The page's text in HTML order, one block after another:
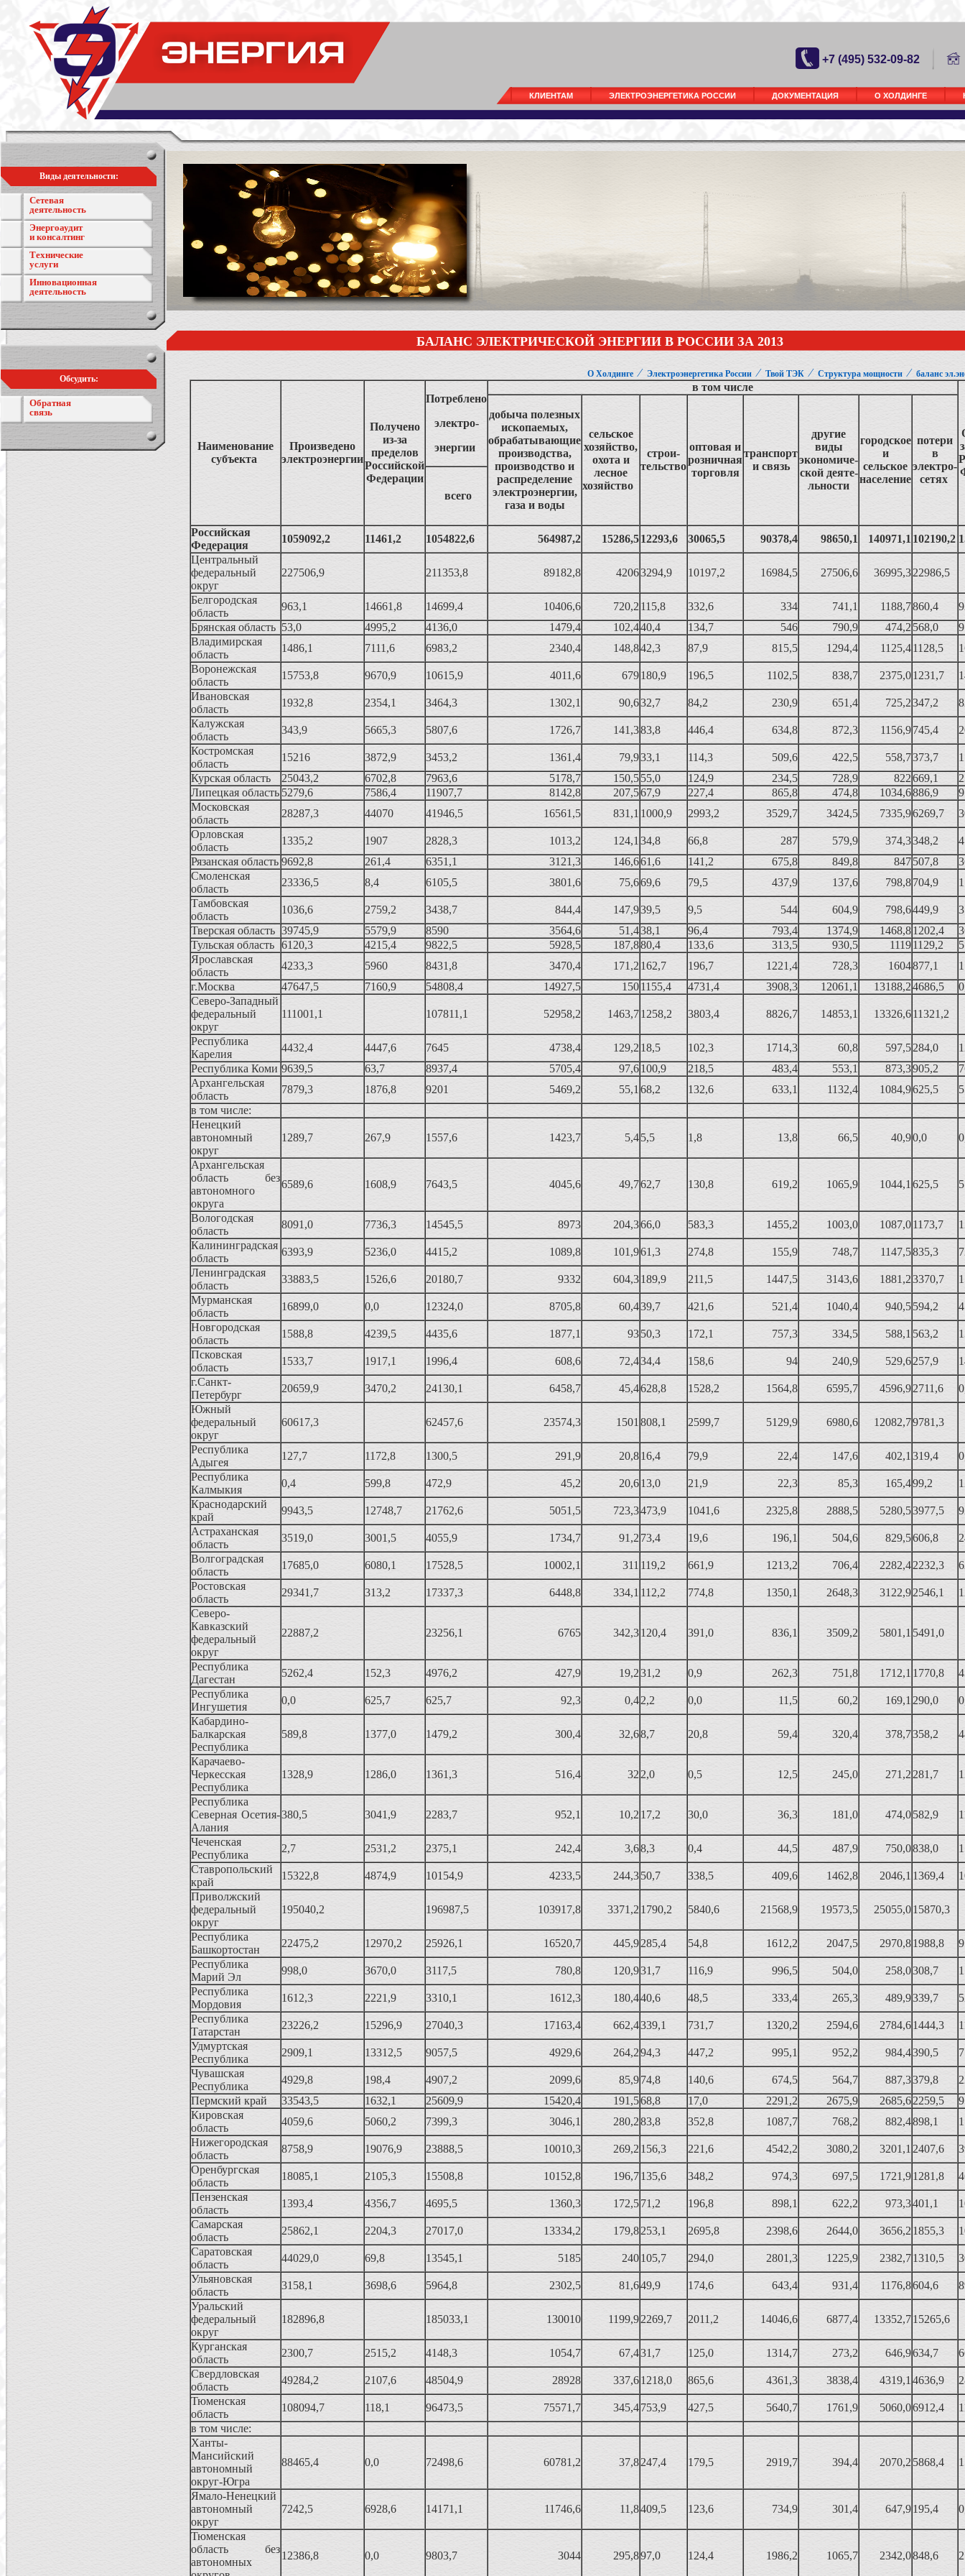
+7 (495) 532-09-82
КЛИЕНТАМ ЭЛЕКТРОЭНЕРГЕТИКА РОССИИ ДОКУМЕНТАЦИЯ О ХОЛДИНГЕ
Виды деятельности:
Сетевая
деятельность
Энергоаудит
и консалтинг
Технические
услуги
Инновационная
деятельность
Обсудить:
Обратная
связь
БАЛАНС ЭЛЕКТРИЧЕСКОЙ ЭНЕРГИИ В РОССИИ ЗА 2013
О Холдинге ⁄ Электроэнергетика России ⁄ Твой ТЭК ⁄ Структура мощности ⁄ баланс
Наименование
субъекта
Произведено
электроэнергии
Получено
из-за
пределов
Российской
Федерации
Потреблено
электро-
энергии
в том числе
добыча полезных
ископаемых,
обрабатывающие
производства,
производство и
распределение
электроэнергии,
газа и воды
сельское
хозяйство,
охота и
лесное
хозяйство
строи-
тельство
оптовая и
розничная
торговля
транспорт
и связь
другие
виды
экономиче-
ской деяте-
льности
городское
и
сельское
население
потери
в
электро-
сетях
всего
Российская
Федерация
1059092,2 11461,2 1054822,6 564987,2 15286,512293,6 30065,5 90378,4 98650,1 140971,1 102190,2
Центральный
федеральный
округ
227506,9 211353,8 89182,8 42063294,9 10197,2 16984,5 27506,6 36995,322986,5
Белгородская
область
963,1 14661,8 14699,4 10406,6 720,2 115,8 332,6 334 741,1 1188,7860,4
Брянская область 53,0 4995,2 4136,0 1479,4 102,440,4 134,7 546 790,9 474,2 568,0
Владимирская
область
1486,1 7111,6 6983,2 2340,4 148,842,3 87,9 815,5 1294,4 1125,41128,5
Воронежская
область
15753,8 9670,9 10615,9 4011,6 679180,9 196,5 1102,5 838,7 2375,01231,7
Ивановская
область
1932,8 2354,1 3464,3 1302,1 90,632,7 84,2 230,9 651,4 725,2347,2
Калужская
область
343,9 5665,3 5807,6 1726,7 141,383,8 446,4 634,8 872,3 1156,9745,4
Костромская
область
15216 3872,9 3453,2 1361,4 79,933,1 114,3 509,6 422,5 558,7373,7
Курская область
25043,2 6702,8 7963,6 5178,7 150,555,0 124,9 234,5 728,9 822669,1
Липецкая область 5279,6 7586,4 11907,7 8142,8 207,567,9 227,4 865,8 474,8 1034,6886,9
Московская
область
28287,3 44070 41946,5 16561,5 831,1 1000,9 2993,2 3529,7 3424,5 7335,96269,7
Орловская
область
1335,2 1907 2828,3 1013,2 124,1 34,8 66,8 287 579,9 374,3348,2
Рязанская область 9692,8 261,4 6351,1 3121,3 146,661,6 141,2 675,8 849,8 847507,8
Смоленская
область
23336,5 8,4 6105,5 3801,6 75,669,6 79,5 437,9 137,6 798,8704,9
Тамбовская
область
1036,6 2759,2 3438,7 844,4 147,939,5 9,5 544 604,9 798,6449,9
Тверская область 39745,9 5579,9 8590 3564,6 51,438,1 96,4 793,4 1374,9 1468,81202,4
Тульская область 6120,3 4215,4 9822,5 5928,5 187,880,4 133,6 313,5 930,5 11191129,2
Ярославская
область
4233,3 5960 8431,8 3470,4 171,2 162,7 196,7 1221,4 728,3 1604877,1
г.Москва
47647,5 7160,9 54808,4 14927,5 1501155,4 4731,4 3908,3 12061,1 13188,24686,5
Северо-Западный
федеральный
округ
111001,1 107811,1 52958,2 1463,71258,2 3803,4 8826,7 14853,1 13326,611321,2
Республика
Карелия
4432,4 4447,6 7645 4738,4 129,2 18,5 102,3 1714,3 60,8 597,5284,0
Республика Коми 9639,5 63,7 8937,4 5705,4 97,6100,9 218,5 483,4 553,1 873,3905,2
Архангельская
область
7879,3 1876,8 9201 5469,2 55,1 68,2 132,6 633,1 1132,4 1084,9625,5
в том числе:
Hенецкий
автономный
округ
1289,7 267,9 1557,6 1423,7 5,45,5 1,8 13,8 66,5 40,90,0
Архангельская
область без
автономного
округа
6589,6 1608,9 7643,5 4045,6 49,762,7 130,8 619,2 1065,9 1044,1 625,5
Вологодская
область
8091,0 7736,3 14545,5 8973 204,366,0 583,3 1455,2 1003,0 1087,01173,7
Калининградская
область
6393,9 5236,0 4415,2 1089,8 101,961,3 274,8 155,9 748,7 1147,5835,3
Ленинградская
область
33883,5 1526,6 20180,7 9332 604,3189,9 211,5 1447,5 3143,6 1881,23370,7
Мурманская
область
16899,0 0,0 12324,0 8705,8 60,439,7 421,6 521,4 1040,4 940,5594,2
Новгородская
область
1588,8 4239,5 4435,6 1877,1 9350,3 172,1 757,3 334,5 588,1 563,2
Псковская
область
1533,7 1917,1 1996,4 608,6 72,434,4 158,6 94 240,9 529,6257,9
г.Санкт-
Петербург
20659,9 3470,2 24130,1 6458,7 45,4628,8 1528,2 1564,8 6595,7 4596,92711,6
Южный
федеральный
округ
60617,3 62457,6 23574,3 1501 808,1 2599,7 5129,9 6980,6 12082,79781,3
Республика
Адыгея
127,7 1172,8 1300,5 291,9 20,816,4 79,9 22,4 147,6 402,1 319,4
Республика
Калмыкия
0,4 599,8 472,9 45,2 20,613,0 21,9 22,3 85,3 165,499,2
Краснодарский
край
9943,5 12748,7 21762,6 5051,5 723,3473,9 1041,6 2325,8 2888,5 5280,53977,5
Астраханская
область
3519,0 3001,5 4055,9 1734,7 91,2 73,4 19,6 196,1 504,6 829,5606,8
Волгоградская
область
17685,0 6080,1 17528,5 10002,1 311 119,2 661,9 1213,2 706,4 2282,42232,3
Ростовская
область
29341,7 313,2 17337,3 6448,8 334,1 112,2 774,8 1350,1 2648,3 3122,92546,1
Северо-
Кавказский
федеральный
округ
22887,2 23256,1 6765 342,3120,4 391,0 836,1 3509,2 5801,1 5491,0
Республика
Дагестан
5262,4 152,3 4976,2 427,9 19,231,2 0,9 262,3 751,8 1712,1 1770,8
Республика
Ингушетия
0,0 625,7 625,7 92,3 0,42,2 0,0 11,5 60,2 169,1 290,0
Кабардино-
Балкарская
Республика
589,8 1377,0 1479,2 300,4 32,68,7 20,8 59,4 320,4 378,7358,2
Карачаево-
Черкесская
Республика
1328,9 1286,0 1361,3 516,4 32 2,0 0,5 12,5 245,0 271,2 281,7
Республика
Северная Осетия-
Алания
380,5 3041,9 2283,7 952,1 10,2 17,2 30,0 36,3 181,0 474,0582,9
Чеченская
Республика
2,7 2531,2 2375,1 242,4 3,68,3 0,4 44,5 487,9 750,0838,0
Ставропольский
край
15322,8 4874,9 10154,9 4233,5 244,350,7 338,5 409,6 1462,8 2046,1 1369,4
Приволжский
федеральный
округ
195040,2 196987,5 103917,8 3371,2 1790,2 5840,6 21568,9 19573,5 25055,015870,3
Республика
Башкортостан
22475,2 12970,2 25926,1 16520,7 445,9285,4 54,8 1612,2 2047,5 2970,81988,8
Республика
Марий Эл
998,0 3670,0 3117,5 780,8 120,931,7 116,9 996,5 504,0 258,0308,7
Республика
Мордовия
1612,3 2221,9 3310,1 1612,3 180,440,6 48,5 333,4 265,3 489,9339,7
Республика
Татарстан
23226,2 15296,9 27040,3 17163,4 662,4339,1 731,7 1320,2 2594,6 2784,61444,3
Удмуртская
Республика
2909,1 13312,5 9057,5 4929,6 264,294,3 447,2 995,1 952,2 984,4390,5
Чувашская
Республика
4929,8 198,4 4907,2 2099,6 85,974,8 140,6 674,5 564,7 887,3379,8
Пермский край
33543,5 1632,1 25609,9 15420,4 191,568,8 17,0 2291,2 2675,9 2685,62259,5
Кировская
область
4059,6 5060,2 7399,3 3046,1 280,283,8 352,8 1087,7 768,2 882,4898,1
Hижегородская
область
8758,9 19076,9 23888,5 10010,3 269,2 156,3 221,6 4542,2 3080,2 3201,1 2407,6
Оренбургская
область
18085,1 2105,3 15508,8 10152,8 196,7135,6 348,2 974,3 697,5 1721,91281,8
Пензенская
область
1393,4 4356,7 4695,5 1360,3 172,571,2 196,8 898,1 622,2 973,3401,1
Самарская
область
25862,1 2204,3 27017,0 13334,2 179,8253,1 2695,8 2398,6 2644,0 3656,2 1855,3
Саратовская
область
44029,0 69,8 13545,1 5185 240105,7 294,0 2801,3 1225,9 2382,71310,5
Ульяновская
область
3158,1 3698,6 5964,8 2302,5 81,649,9 174,6 643,4 931,4 1176,8604,6
Уральский
федеральный
округ
182896,8 185033,1 130010 1199,92269,7 2011,2 14046,6 6877,4 13352,715265,6
Курганская
область
2300,7 2515,2 4148,3 1054,7 67,431,7 125,0 1314,7 273,2 646,9634,7
Свердловская
область
49284,2 2107,6 48504,9 28928 337,61218,0 865,6 4361,3 3838,4 4319,1 4636,9
Тюменская
область
108094,7 118,1 96473,5 75571,7 345,4753,9 427,5 5640,7 1761,9 5060,06912,4
в том числе:
Ханты-
Мансийский
автономный
округ-Югра
88465,4 0,0 72498,6 60781,2 37,8247,4 179,5 2919,7 394,4 2070,2 5868,4
Ямало-Hенецкий
автономный
округ
7242,5 6928,6 14171,1 11746,6 11,8409,5 123,6 734,9 301,4 647,9195,4
Тюменская
область без
автономных
12386,8 0,0 9803,7 3044 295,897,0 124,4 1986,2 1065,7 2342,0848,6